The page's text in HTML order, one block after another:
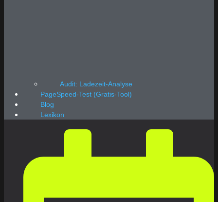
Audit: Ladezeit-Analyse
PageSpeed-Test (Gratis-Tool)
Blog
Lexikon